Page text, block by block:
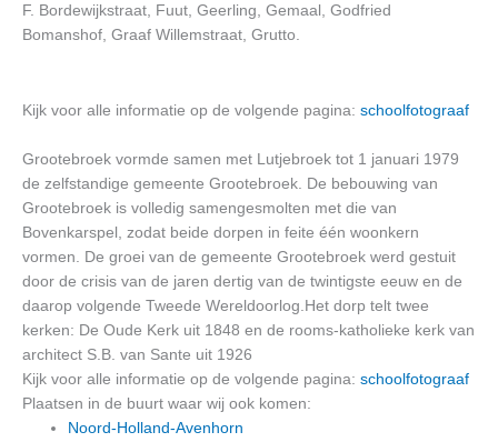
F. Bordewijkstraat, Fuut, Geerling, Gemaal, Godfried
Bomanshof, Graaf Willemstraat, Grutto.
Kijk voor alle informatie op de volgende pagina: schoolfotograaf
Grootebroek vormde samen met Lutjebroek tot 1 januari 1979
de zelfstandige gemeente Grootebroek. De bebouwing van
Grootebroek is volledig samengesmolten met die van
Bovenkarspel, zodat beide dorpen in feite één woonkern
vormen. De groei van de gemeente Grootebroek werd gestuit
door de crisis van de jaren dertig van de twintigste eeuw en de
daarop volgende Tweede Wereldoorlog.Het dorp telt twee
kerken: De Oude Kerk uit 1848 en de rooms-katholieke kerk van
architect S.B. van Sante uit 1926
Kijk voor alle informatie op de volgende pagina: schoolfotograaf
Plaatsen in de buurt waar wij ook komen:
Noord-Holland-Avenhorn